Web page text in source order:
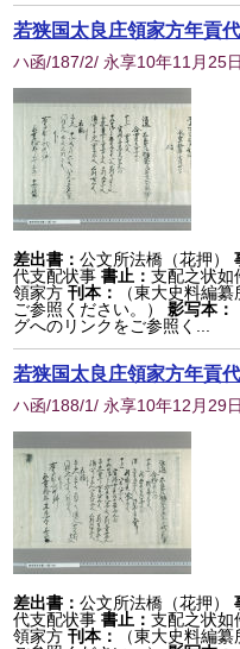
若狭国太良庄領家方年貢
ハ函/187/2/ 永享10年11月25日
差出書：公文所法橋（花押）
代支配状事 書止：支配之状如
領家方 刊本：
（東大史料編
ご参照ください。）
影写本：
グへのリンクをご参照く...
若狭国太良庄領家方年貢
ハ函/188/1/ 永享10年12月29日
差出書：公文所法橋（花押）
代支配状事 書止：支配之状如
領家方 刊本：
（東大史料編